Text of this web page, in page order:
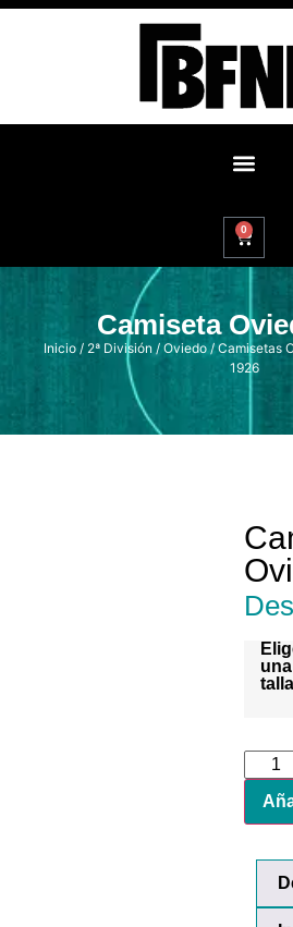
0
Camiseta
Inicio / 2ª División / Oviedo/ Camisetas
1926
una
talla